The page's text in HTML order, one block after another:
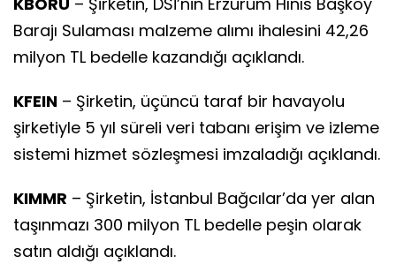
Barajı Sulaması malzeme alımı ihalesini 42,26
milyon TL bedelle kazandığı açıklandı.
KFEIN – Şirketin, üçüncü taraf bir havayolu
şirketiyle 5 yıl süreli veri tabanı erişim ve izleme
sistemi hizmet sözleşmesi imzaladığı açıklandı.
KIMMR – Şirketin, İstanbul Bağcılar’da yer alan
taşınmazı 300 milyon TL bedelle peşin olarak
satın aldığı açıklandı.